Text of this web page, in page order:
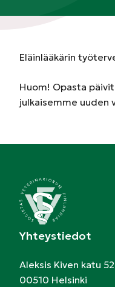
Eläinlääkärin
Huom! Opasta
julkaisemme uuden
Yhteystiedot
Aleksis Kiven katu
00510 Helsinki